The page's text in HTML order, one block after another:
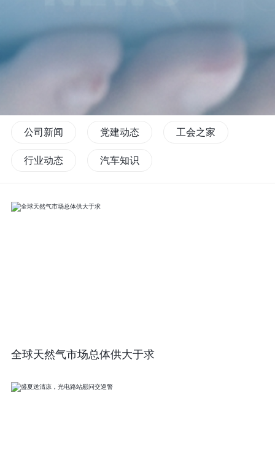
公司新闻 党建动态 工会之家
行业动态 汽车知识
全球天然气市场总体供大于求